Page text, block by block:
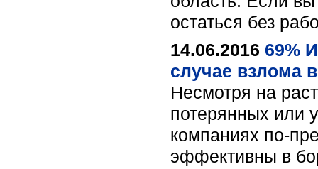
остаться без
14.06.2016 69%
случае взлома
Несмотря на
потерянных или
компаниях по-
эффективны в